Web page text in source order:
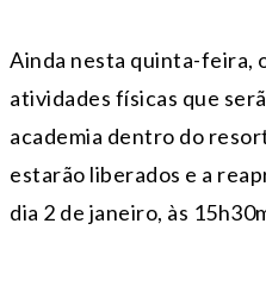
Ainda nesta quinta-feira,
atividades físicas que
academia dentro do
estarão liberados e a
dia 2 de janeiro, às